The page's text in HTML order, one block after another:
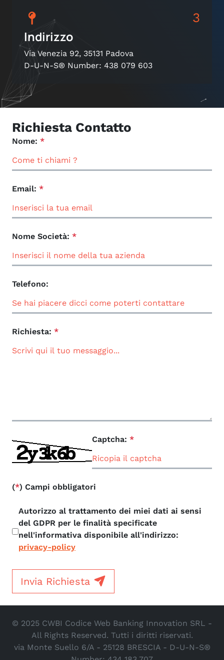
3
Indirizzo
Via Venezia 92, 35131 Padova
D-U-N-S® Number: 438 079 603
Richiesta Contatto
Nome: *
Email: *
Nome Società: *
Telefono:
Richiesta: *
Captcha: *
(*) Campi obbligatori
Autorizzo al trattamento dei miei dati ai sensi
del GDPR per le finalità specificate
nell'informativa disponibile all'indirizzo:
privacy-policy
Invia Richiesta
© 2025 CWBI Codice Web Banking Innovation SRL -
All Rights Reserved. Tutti i diritti riservati.
via Monte Suello 6/A - 25128 BRESCIA - D-U-N-S®